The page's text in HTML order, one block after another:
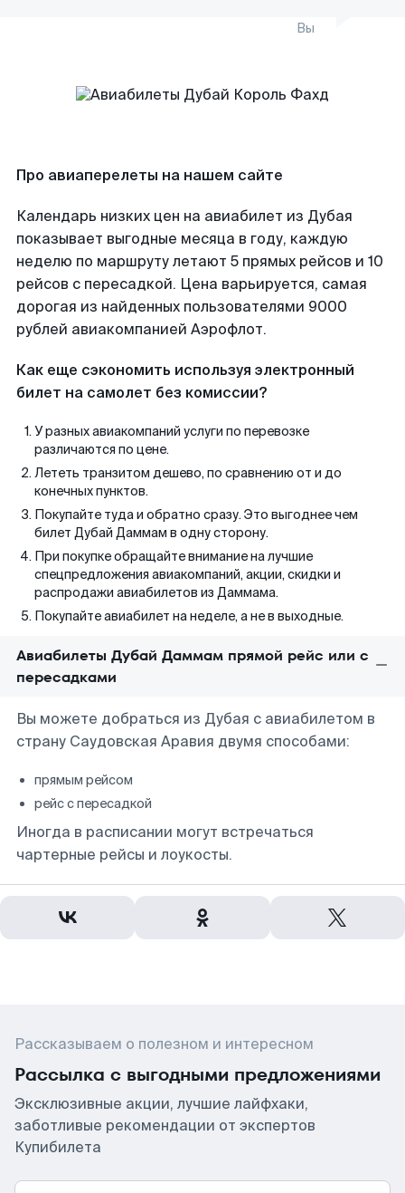
Вы
Про авиаперелеты на нашем сайте
Календарь низких цен на авиабилет из Дубая
показывает выгодные месяца в году, каждую
неделю по маршруту летают 5 прямых рейсов и 10
рейсов с пересадкой. Цена варьируется, самая
дорогая из найденных пользователями 9000
рублей авиакомпанией Аэрофлот.
Как еще сэкономить используя электронный
билет на самолет без комиссии?
У разных авиакомпаний услуги по перевозке
различаются по цене.
Лететь транзитом дешево, по сравнению от и до
конечных пунктов.
Покупайте туда и обратно сразу. Это выгоднее чем
билет Дубай Даммам в одну сторону.
При покупке обращайте внимание на лучшие
спецпредложения авиакомпаний, акции, скидки и
распродажи авиабилетов из Даммама.
Покупайте авиабилет на неделе, а не в выходные.
Авиабилеты Дубай Даммам прямой рейс или с
пересадками
Вы можете добраться из Дубая с авиабилетом в
страну Саудовская Аравия двумя способами:
прямым рейсом
рейс с пересадкой
Иногда в расписании могут встречаться
чартерные рейсы и лоукосты.
Рассказываем о полезном и интересном
Рассылка с выгодными предложениями
Эксклюзивные акции, лучшие лайфхаки,
заботливые рекомендации от экспертов
Купибилета